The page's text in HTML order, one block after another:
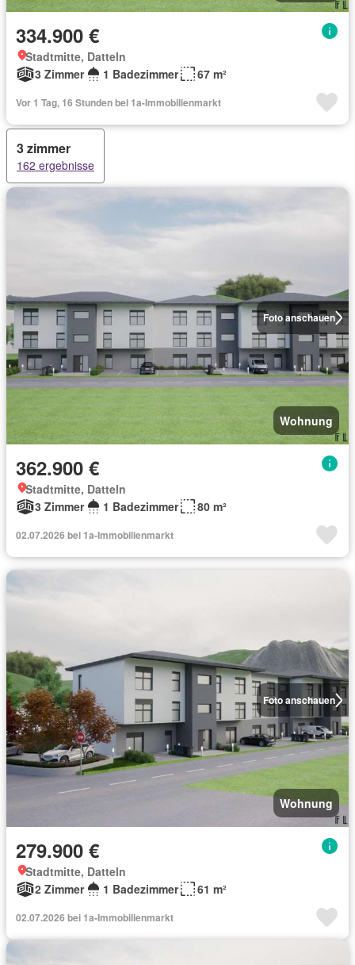
334.900 €
Stadtmitte, Datteln
3 Zimmer
1 Badezimmer 67 m²
Vor 1 Tag, 16 Stunden bei 1a-Immobilienmarkt
3 zimmer
162 ergebnisse
Foto anschauen
Wohnung
362.900 €
Stadtmitte, Datteln
3 Zimmer
1 Badezimmer 80 m²
02.07.2026 bei 1a-Immobilienmarkt
Foto anschauen
Wohnung
279.900 €
Stadtmitte, Datteln
2 Zimmer
1 Badezimmer 61 m²
02.07.2026 bei 1a-Immobilienmarkt